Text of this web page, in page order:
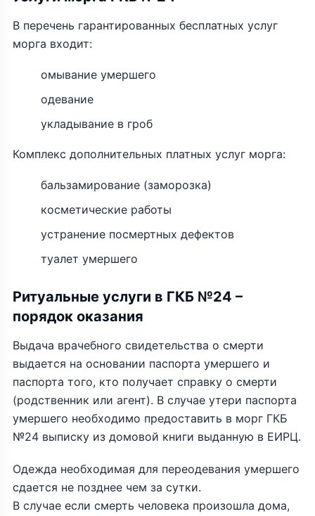
В перечень гарантированных бесплатных услуг
морга входит:
омывание умершего
одевание
укладывание в гроб
Комплекс дополнительных платных услуг морга:
бальзамирование (заморозка)
косметические работы
устранение посмертных дефектов
туалет умершего
Ритуальные услуги в ГКБ №24 –
порядок оказания
Выдача врачебного свидетельства о смерти
выдается на основании паспорта умершего и
паспорта того, кто получает справку о смерти
(родственник или агент). В случае утери паспорта
умершего необходимо предоставить в морг ГКБ
№24 выписку из домовой книги выданную в ЕИРЦ.
Одежда необходимая для переодевания умершего
сдается не позднее чем за сутки.
В случае если смерть человека произошла дома,